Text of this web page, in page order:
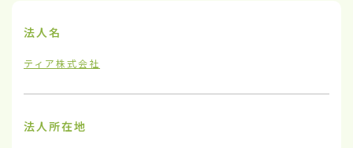
法人名
ティア株式会社
法人所在地